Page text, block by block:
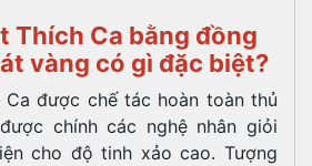
Thích Ca bằng đồng
vàng có gì đặc biệt?
Ca được chế tác hoàn toàn thủ
chính các nghệ nhân giỏi
cho độ tinh xảo cao. Tượng